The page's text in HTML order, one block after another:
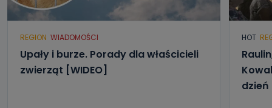
REGION WIADOMOŚCI
Upały i burze. Porady dla właścicieli
zwierząt [WIDEO]
HOT
dzień